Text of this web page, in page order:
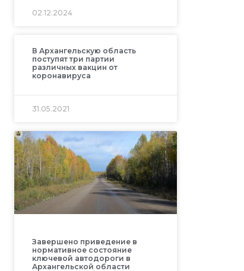
02.12.2024
В Архангельскую область
поступят три партии
различных вакцин от
коронавируса
31.05.2021
Завершено приведение в
нормативное состояние
ключевой автодороги в
Архангельской области